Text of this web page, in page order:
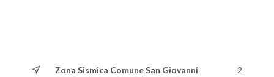
Zona Sismica Comune San Giovanni
2